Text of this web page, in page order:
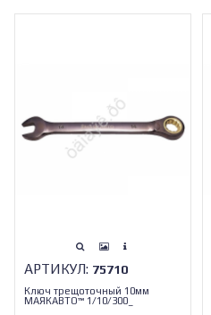
АРТИКУЛ: 75710
Ключ трещоточный 10мм
МАЯКАВТО™ 1/10/300_